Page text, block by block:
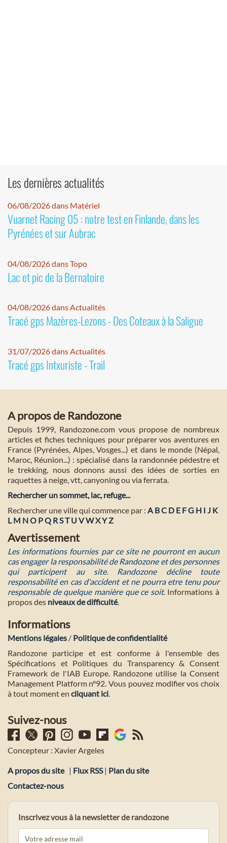
Les dernières actualités
06/08/2026 dans Matériel
Vuarnet Racing 05 : notre test en Finlande, dans les
Pyrénées et sur Aubrac
04/08/2026 dans Topo
Lac et pic de la Bernatoire
04/08/2026 dans Actualités
Tracé gps Mazères-Lezons - Des Coteaux à la Saligue
31/07/2026 dans Actualités
Tracé gps Intxuriste - Trail
A propos de Randozone
Depuis 1999, Randozone.com vous propose de nombreux
articles et fiches techniques pour préparer vos aventures en
France (Pyrénées, Alpes, Vosges...) et dans le monde (Népal,
Maroc, Réunion...) : spécialisé dans la randonnée pédestre et
le trekking, nous donnons aussi des idées de sorties en
raquettes à neige, vtt, canyoning ou via ferrata.
Rechercher un sommet, lac, refuge...
Rechercher une ville qui commence par : A BC D E FG H I J K
L M NO PQ RST U VWXYZ
Avertissement
Les informations fournies par ce site ne pourront en aucun
cas engager la responsabilité de Randozone et des personnes
qui participent au site. Randozone décline toute
responsabilité en cas d'accident et ne pourra etre tenu pour
responsable de quelque manière que ce soit. Informations à
propos des niveaux de difficulté.
Informations
Mentions légales / Politique de confidentialité
Randozone participe et est conforme à l'ensemble des
Spécifications et Politiques du Transparency & Consent
Framework de l'IAB Europe. Randozone utilise la Consent
Management Platform n°92. Vous pouvez modifier vos choix
à tout moment en cliquant ici.
Suivez-nous
Concepteur : Xavier Argeles
A propos du site | Flux RSS| Plan du site
Contactez-nous
Inscrivez vous à la newsletter de randozone